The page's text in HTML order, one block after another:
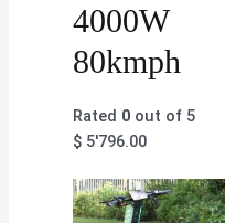
4000W
80kmph
Rated 0 out of 5
$ 5'796.00